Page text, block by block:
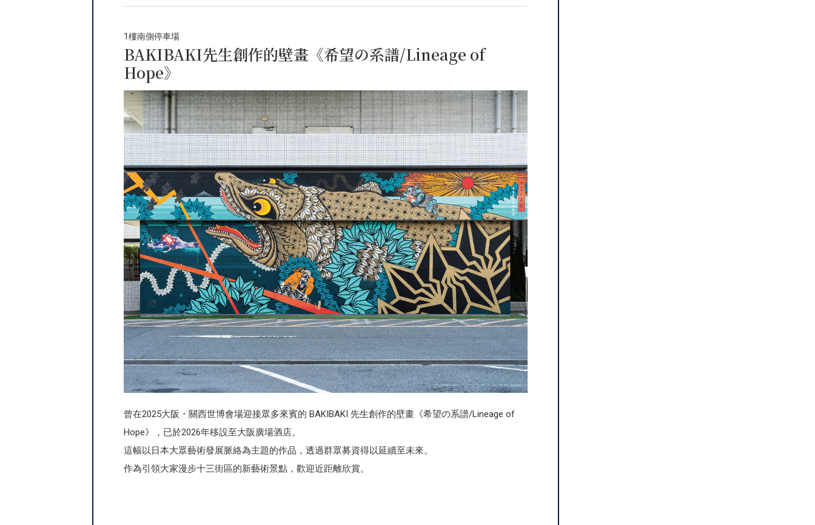
1樓南側停車場
BAKIBAKI先生創作的壁畫《希望の系譜/Lineage of
Hope》
曾在2025大阪・關西世博會場迎接眾多來賓的 BAKIBAKI 先生創作的壁畫《希望の系譜/Lineage of
Hope》，已於2026年移設至大阪廣場酒店。
這幅以日本大眾藝術發展脈絡為主題的作品，透過群眾募資得以延續至未來。
作為引領大家漫步十三街區的新藝術景點，歡迎近距離欣賞。